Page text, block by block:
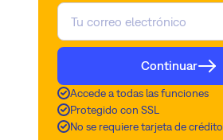
Continuar
Accede a todas las funciones
Protegido con SSL
No se requiere tarjeta de crédito